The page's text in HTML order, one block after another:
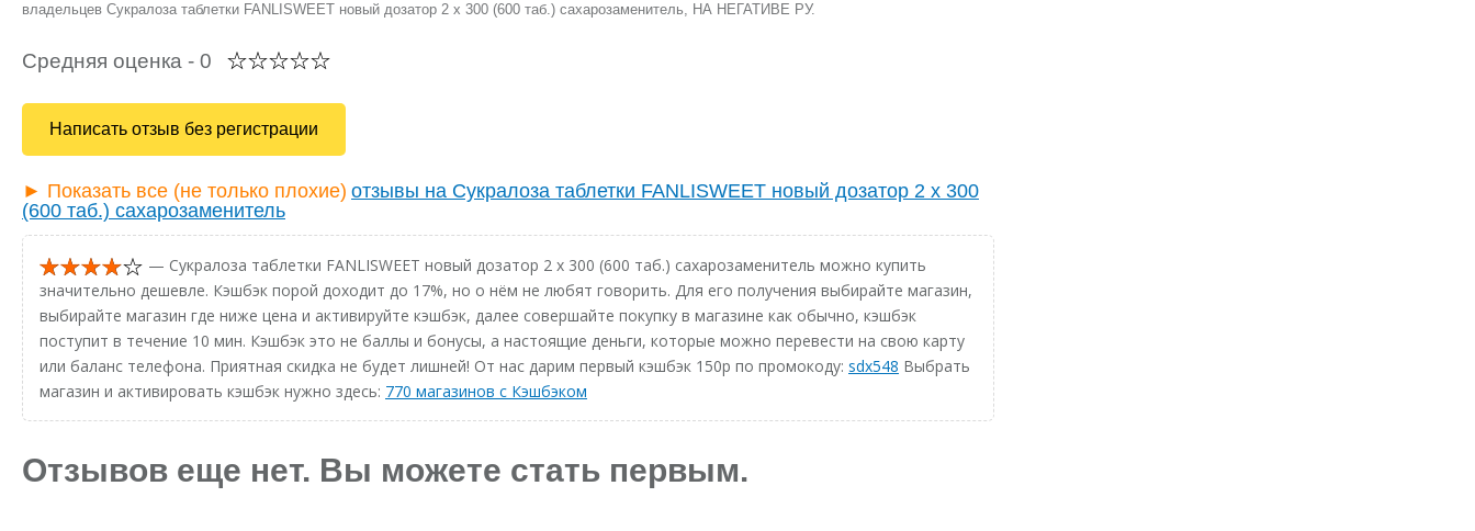
владельцев Cукралоза таблетки FANLISWEET новый дозатор 2 х 300 (600 таб.) сахарозаменитель, НА НЕГАТИВЕ РУ.
Средняя оценка - 0
Написать отзыв без регистрации
► Показать все (не только плохие) отзывы на Cукралоза таблетки FANLISWEET новый дозатор 2 х 300
(600 таб.) сахарозаменитель
— Cукралоза таблетки FANLISWEET новый дозатор 2 х 300 (600 таб.) сахарозаменитель можно купить
значительно дешевле. Кэшбэк порой доходит до 17%, но о нём не любят говорить. Для его получения выбирайте магазин,
выбирайте магазин где ниже цена и активируйте кэшбэк, далее совершайте покупку в магазине как обычно, кэшбэк
поступит в течение 10 мин. Кэшбэк это не баллы и бонусы, а настоящие деньги, которые можно перевести на свою карту
или баланс телефона. Приятная скидка не будет лишней! От нас дарим первый кэшбэк 150р по промокоду: sdx548 Выбрать
магазин и активировать кэшбэк нужно здесь: 770 магазинов с Кэшбэком
Отзывов еще нет. Вы можете стать первым.